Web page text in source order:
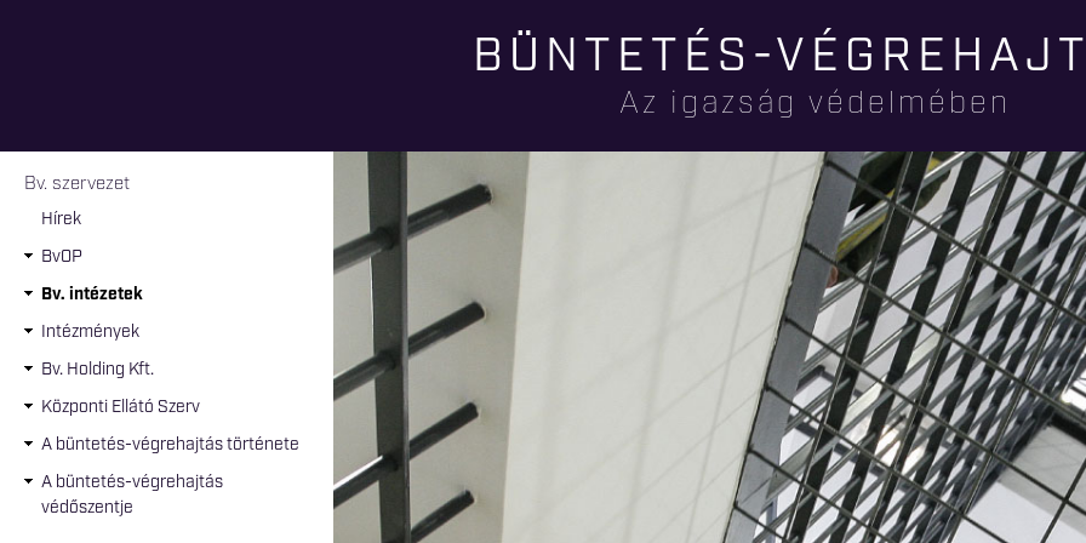
tartalomra
BÜNTETÉS-
Az igazság védelmében
Jelenlegi hely
Bv. szervezet
Hírek
BvOP
Bv. intézetek
Intézmények
Bv. Holding Kft.
Központi Ellátó Szerv
A büntetés-végrehajtás története
A büntetés-végrehajtás
védőszentje